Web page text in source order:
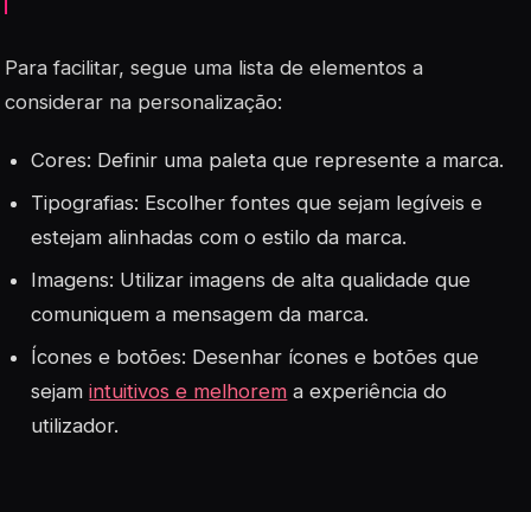
Para facilitar, segue uma lista de elementos a
considerar na personalização:
Cores: Definir uma paleta que represente a marca.
Tipografias: Escolher fontes que sejam legíveis e
estejam alinhadas com o estilo da marca.
Imagens: Utilizar imagens de alta qualidade que
comuniquem a mensagem da marca.
Ícones e botões: Desenhar ícones e botões que
sejamintuitivos e melhorem a experiência do
utilizador.